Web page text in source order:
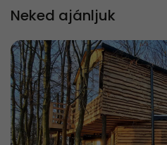
Neked ajánljuk